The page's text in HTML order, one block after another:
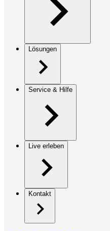
Lösungen
Service & Hilfe
Live erleben
Kontakt